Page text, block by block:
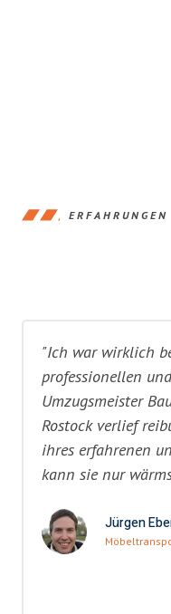
ERFAHRUNGEN
"Ich war wirklich
professionellen
Umzugsmeister
Rostock verlief
ihres erfahrenen
kann sie nur
Jürgen